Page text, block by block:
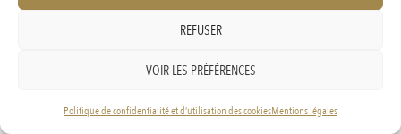
REFUSER
VOIR LES PRÉFÉRENCES
Politique de confidentialité et d’utilisation des cookiesMentions légales